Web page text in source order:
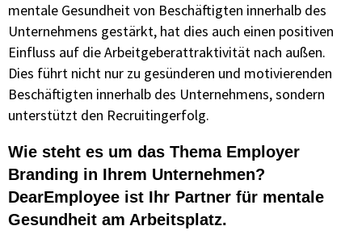
mentale Gesundheit von Beschäftigten innerhalb des
Unternehmens gestärkt, hat dies auch einen positiven
Einfluss auf die Arbeitgeberattraktivität nach außen.
Dies führt nicht nur zu gesünderen und motivierenden
Beschäftigten innerhalb des Unternehmens, sondern
unterstützt den Recruitingerfolg.
Wie steht es um das Thema Employer
Branding in Ihrem Unternehmen?
DearEmployee ist Ihr Partner für mentale
Gesundheit am Arbeitsplatz.